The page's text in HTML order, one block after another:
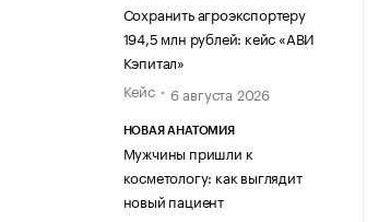
Сохранить агроэкспортеру
194,5 млн рублей: кейс «АВИ
Кэпитал»
Кейс
6 августа 2026
НОВАЯ АНАТОМИЯ
Мужчины пришли к
косметологу: как выглядит
новый пациент